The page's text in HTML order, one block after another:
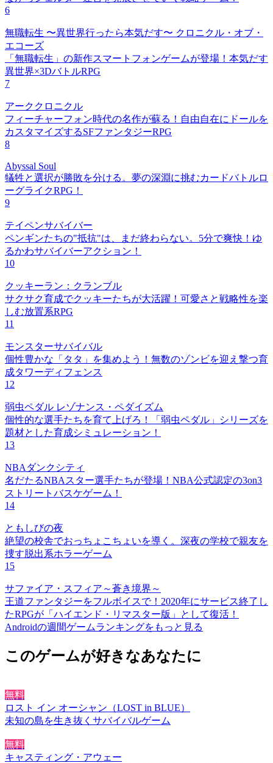
6
無職転生 〜異世界行ったら本気だす〜 クロニクル・オブ・
エコーズ
「無職転生」の新作スマートフォンゲームが登場！本気だす
異世界×3DバトルRPG
7
アーククロニクル
フィーチャーフォン時代の名作が蘇る！自由自在にドールを
カスタマイズするSFファンタジーRPG
8
Abyssal Soul
犠牲と選択が勝敗を分ける。夢の深淵に挑むカードバトルロ
ーグライクRPG！
9
テイペンサバイバー
ペンギンたちの"抵抗"は、まだ終わらない。5分で爽快！ゆ
るかわサバイバーアクション！
10
クッキーラン：クランブル
サクサク育成でクッキーたちが大活躍！可愛さと戦略性を楽
しむ放置系RPG
11
モンスターサバイバル
個性豊かな「タタ」を集めよう！無数のゾンビを迎え撃つ育
成タワーディフェンス
12
弱虫ペダル レゾナンス・ペダイズム
個性的な選手たちを育て上げろ！「弱虫ペダル」シリーズを
題材とした育成シミュレーション！
13
NBAダンクシティ
名だたるNBAスター選手たちが登場！NBA公式認定の3on3
ストリートバスケゲーム！
14
ともしびの夜
絶望の校舎でおっちょこちょいを導く。深夜の学校で親友を
捜す脱出系ホラーゲーム
15
サファイア・スフィア～蒼き境界～
王道ファンタジーをフルボイスで！2020年にサービス終了し
たRPGが「ハイエンド・リマスター版」として復活！
Androidの週間ゲームランキングをもっと見る
このゲームが好きなあなたに
無料
ロスト イン オーシャン（LOST in BLUE）
未知の島を生き抜くサバイバルゲーム
無料
キャスティング・アウェー